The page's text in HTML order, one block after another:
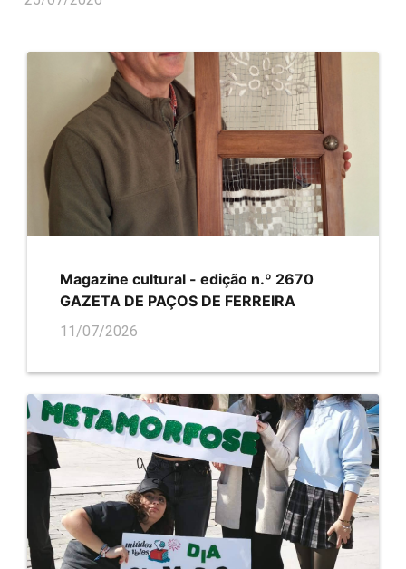
Magazine cultural - edição n.º 2670
GAZETA DE PAÇOS DE FERREIRA
11/07/2026